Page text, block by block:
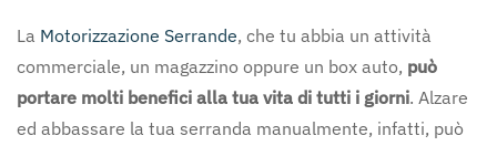
La Motorizzazione Serrande, che tu abbia un attività
commerciale, un magazzino oppure un box auto, può
portare molti benefici alla tua vita di tutti i giorni. Alzare
ed abbassare la tua serranda manualmente, infatti, può